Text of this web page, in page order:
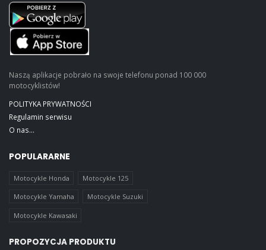
Naszą aplikacje pobrało na swoje telefonu ponad 100 000
motocyklistów!
POLITYKA PRYWATNOŚCI
Regulamin serwisu
O nas...
POPULARARNE
Motocykle Honda Motocykle 125
Motocykle Yamaha Motocykle Suzuki
Motocykle Kawasaki
PROPOZYCJA PRODUKTU